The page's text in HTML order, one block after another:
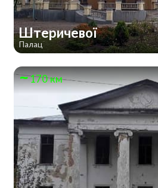
Штеричевої
Палац
170 км